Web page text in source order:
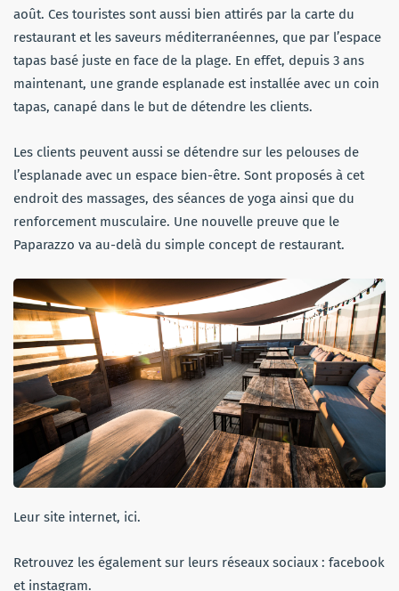
août. Ces touristes sont aussi bien attirés par la carte du
restaurant et les saveurs méditerranéennes, que par l’espace
tapas basé juste en face de la plage. En effet, depuis 3 ans
maintenant, une grande esplanade est installée avec un coin
tapas, canapé dans le but de détendre les clients.
Les clients peuvent aussi se détendre sur les pelouses de
l’esplanade avec un espace bien-être. Sont proposés à cet
endroit des massages, des séances de yoga ainsi que du
renforcement musculaire. Une nouvelle preuve que le
Paparazzo va au-delà du simple concept de restaurant.
Leur site internet, ici.
Retrouvez les également sur leurs réseaux sociaux : facebook
et instagram.